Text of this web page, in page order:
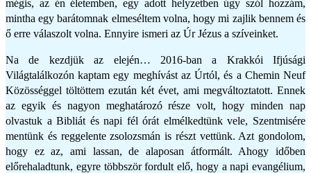
mégis, az én életemben, egy adott helyzetben úgy szól hozzám,
mintha egy barátomnak elmeséltem volna, hogy mi zajlik bennem és
ő erre válaszolt volna. Ennyire ismeri az Úr Jézus a szíveinket.
Na de kezdjük az elején… 2016-ban a Krakkói Ifjúsági
Világtalálkozón kaptam egy meghívást az Úrtól, és a Chemin Neuf
Közösséggel töltöttem ezután két évet, ami megváltoztatott. Ennek
az egyik és nagyon meghatározó része volt, hogy minden nap
olvastuk a Bibliát és napi fél órát elmélkedtünk vele, Szentmisére
mentünk és reggelente zsolozsmán is részt vettünk. Azt gondolom,
hogy ez az, ami lassan, de alaposan átformált. Ahogy időben
előrehaladtunk, egyre többször fordult elő, hogy a napi evangélium,